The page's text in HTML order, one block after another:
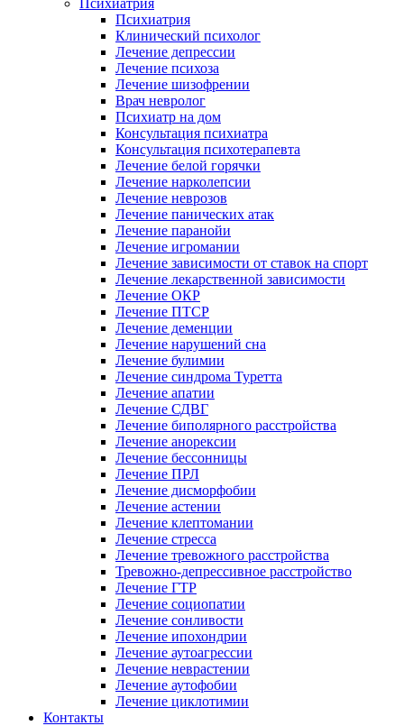
Психиатрия
Психиатрия
Клинический психолог
Лечение депрессии
Лечение психоза
Лечение шизофрении
Врач невролог
Психиатр на дом
Консультация психиатра
Консультация психотерапевта
Лечение белой горячки
Лечение нарколепсии
Лечение неврозов
Лечение панических атак
Лечение паранойи
Лечение игромании
Лечение зависимости от ставок на спорт
Лечение лекарственной зависимости
Лечение ОКР
Лечение ПТСР
Лечение деменции
Лечение нарушений сна
Лечение булимии
Лечение синдрома Туретта
Лечение апатии
Лечение СДВГ
Лечение биполярного расстройства
Лечение анорексии
Лечение бессонницы
Лечение ПРЛ
Лечение дисморфобии
Лечение астении
Лечение клептомании
Лечение стресса
Лечение тревожного расстройства
Тревожно-депрессивное расстройство
Лечение ГТР
Лечение социопатии
Лечение сонливости
Лечение ипохондрии
Лечение аутоагрессии
Лечение неврастении
Лечение аутофобии
Лечение циклотимии
Контакты